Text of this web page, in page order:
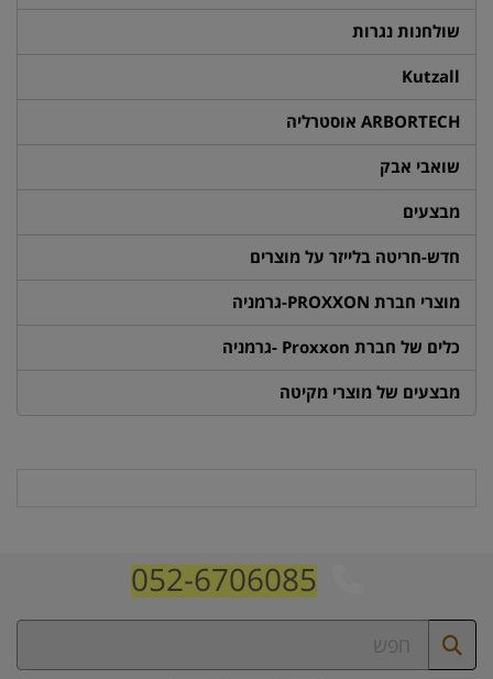
שולחנות נגרות
Kutzall
ARBORTECH אוסטרליה
שואבי אבק
מבצעים
חדש-חריטה בלייזר על מוצרים
מוצרי חברת PROXXON-גרמניה
כלים של חברת Proxxon -גרמניה
מבצעים של מוצרי מקיטה
052-6706085